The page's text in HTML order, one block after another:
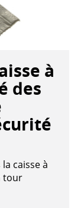
à
des
caisse à
tour